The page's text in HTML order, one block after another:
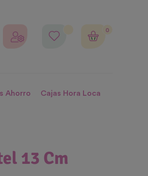
0
Ahorro Cajas Hora Loca
13 Cm